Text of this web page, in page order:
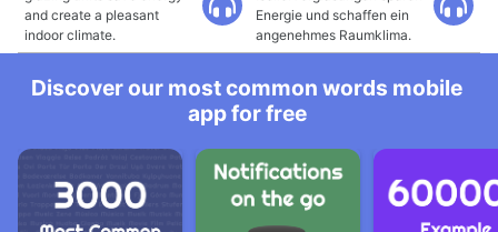
and create a pleasant
indoor climate.
Energie und schaffen ein
angenehmes Raumklima.
Discover our most common words mobile
app for free